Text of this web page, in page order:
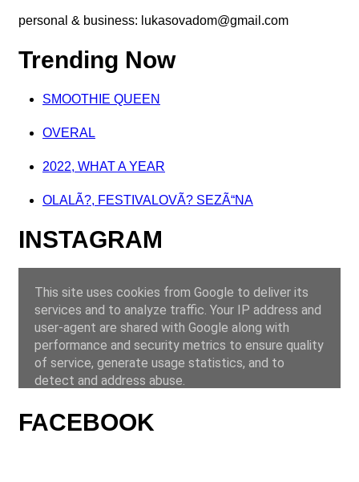
personal & business: lukasovadom@gmail.com
Trending Now
SMOOTHIE QUEEN
OVERAL
2022, WHAT A YEAR
OLALÃ?, FESTIVALOVÃ? SEZÃ“NA
INSTAGRAM
FACEBOOK